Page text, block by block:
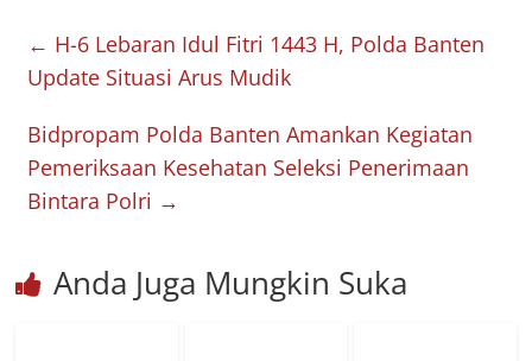
← H-6 Lebaran Idul Fitri 1443 H, Polda Banten
Update Situasi Arus Mudik
Bidpropam Polda Banten Amankan Kegiatan
Pemeriksaan Kesehatan Seleksi Penerimaan
Bintara Polri →
Anda Juga Mungkin Suka